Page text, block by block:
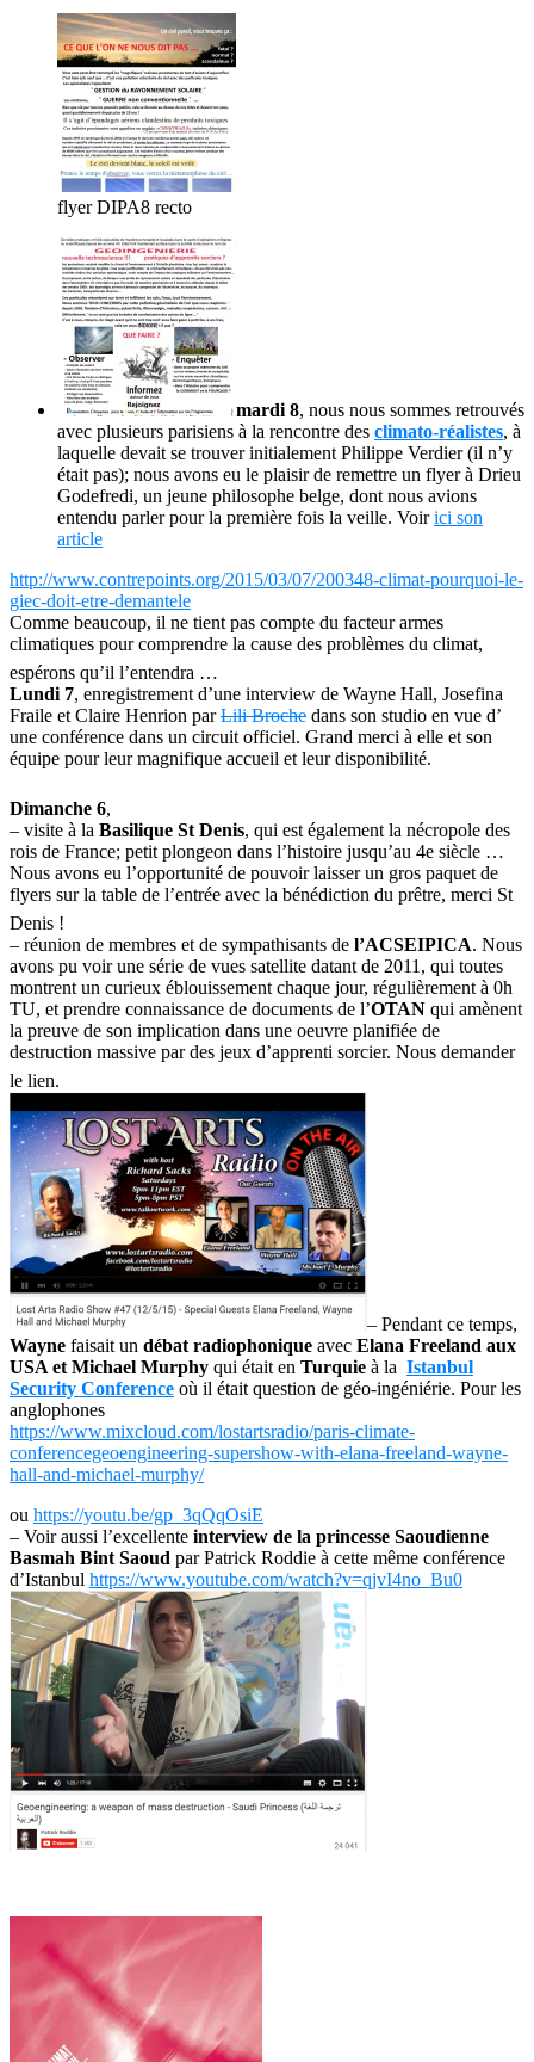
flyer DIPA8 recto
mardi 8, nous nous sommes retrouvés
avec plusieurs parisiens à la rencontre des climato-réalistes, à
laquelle devait se trouver initialement Philippe Verdier (il n’y
était pas); nous avons eu le plaisir de remettre un flyer à Drieu
Godefredi, un jeune philosophe belge, dont nous avions
entendu parler pour la première fois la veille. Voirici son
article
http://www.contrepoints.org/2015/03/07/200348-climat-pourquoi-le-
giec-doit-etre-demantele
Comme beaucoup, il ne tient pas compte du facteur armes
climatiques pour comprendre la cause des problèmes du climat,
espérons qu’il l’entendra …
Lundi 7, enregistrement d’une interview de Wayne Hall, Josefina
Fraile et Claire Henrion parLili Broche dans son studio en vue d’
une conférence dans un circuit officiel. Grand merci à elle et son
équipe pour leur magnifique accueil et leur disponibilité.
Dimanche 6,
– visite à la Basilique St Denis, qui est également la nécropole des
rois de France; petit plongeon dans l’histoire jusqu’au 4e siècle …
Nous avons eu l’opportunité de pouvoir laisser un gros paquet de
flyers sur la table de l’entrée avec la bénédiction du prêtre, merci St
Denis !
– réunion de membres et de sympathisants de l’ACSEIPICA. Nous
avons pu voir une série de vues satellite datant de 2011, qui toutes
montrent un curieux éblouissement chaque jour, régulièrement à 0h
TU, et prendre connaissance de documents de l’OTAN qui amènent
la preuve de son implication dans une oeuvre planifiée de
destruction massive par des jeux d’apprenti sorcier. Nous demander
le lien.
– Pendant ce temps,
Wayne faisait un débat radiophonique avec Elana Freeland aux
USA et Michael Murphy qui était en Turquie à la Istanbul
Security Conference où il était question de géo-ingéniérie. Pour les
anglophones
https://www.mixcloud.com/lostartsradio/paris-climate-
conferencegeoengineering-supershow-with-elana-freeland-wayne-
hall-and-michael-murphy/
ou https://youtu.be/gp_3qQqOsiE
– Voir aussi l’excellente interview de la princesse Saoudienne
Basmah Bint Saoud par Patrick Roddie à cette même conférence
d’Istanbul https://www.youtube.com/watch?v=qjvI4no_Bu0